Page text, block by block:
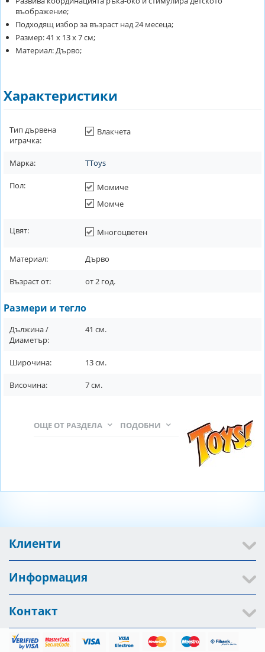
въображение;
Подходящ избор за възраст над 24 месеца;
Размер: 41 х 13 х 7 см;
Материал: Дърво;
Характеристики
Тип дървена
играчка:
Влакчета
Марка: TToys
Пол:
Момиче
Момче
Цвят: Многоцветен
Материал: Дърво
Възраст от: от2 год.
Размери и тегло
Дължина /
Диаметър:
41 см.
Широчина: 13см.
Височина: 7см.
ПОДОБНИ
ОЩЕ ОТ РАЗДЕЛА
Клиенти
Информация
Контакт